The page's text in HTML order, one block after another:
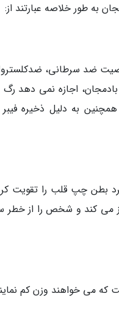
به طور خلاصه عبارتند از:
ضد سرطانی،
اجازه نمی دهد
به دلیل ذخیره فیبر
بطن چپ قلب را تقویت
می کند و شخص را از خطر
که می خواهند وزن کم